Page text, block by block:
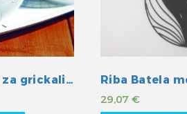
Set zdijelica za grickalice Polaris 4/1 Riba Batela
29,07€